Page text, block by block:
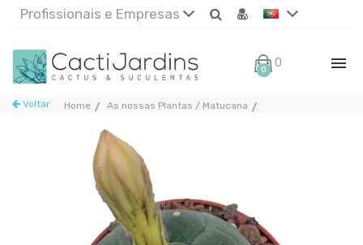
Profissionais e Empresas
0 0€
Home As nossas Plantas / Matucana
Voltar